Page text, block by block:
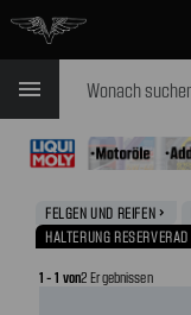
menu
FELGEN UND REIFEN navigate_next
HALTERUNG RESERVERAD
1 - 1 von2 Ergebnissen